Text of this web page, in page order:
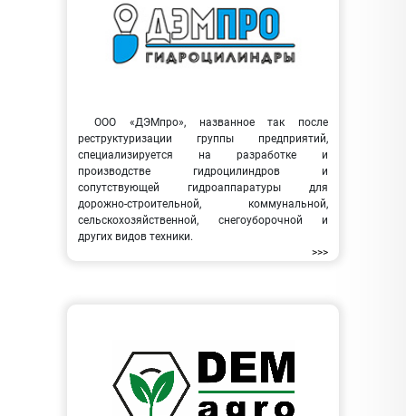
ООО «ДЭМпро», названное так после
реструктуризации группы предприятий,
специализируется на разработке и
производстве гидроцилиндров и
сопутствующей гидроаппаратуры для
дорожно-строительной, коммунальной,
сельскохозяйственной, снегоуборочной и
других видов техники.
>>>